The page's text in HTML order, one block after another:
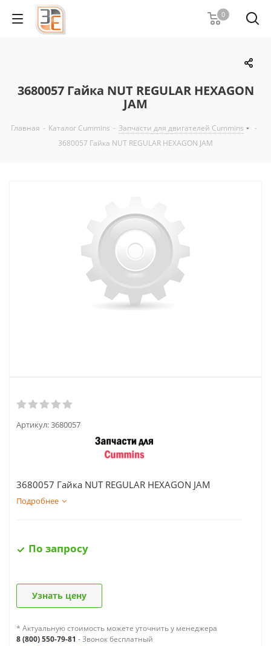
0
3680057 Гайка NUT REGULAR HEXAGON
JAM
Главная - Каталог Cummins - Запчасти для двигателей Cummins
-
3680057 Гайка NUT REGULAR HEXAGON JAM
Артикул:3680057
3680057 Гайка NUT REGULAR HEXAGON JAM
Подробнее
По запросу
Узнать цену
* Актуальную стоимость можете уточнить у менеджера
8 (800) 550-79-81 - Звонок бесплатный